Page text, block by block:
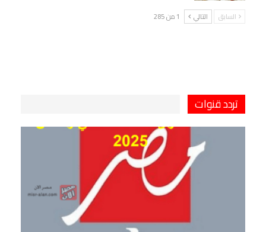
السابق التالي 1 من 285
تردد قنوات